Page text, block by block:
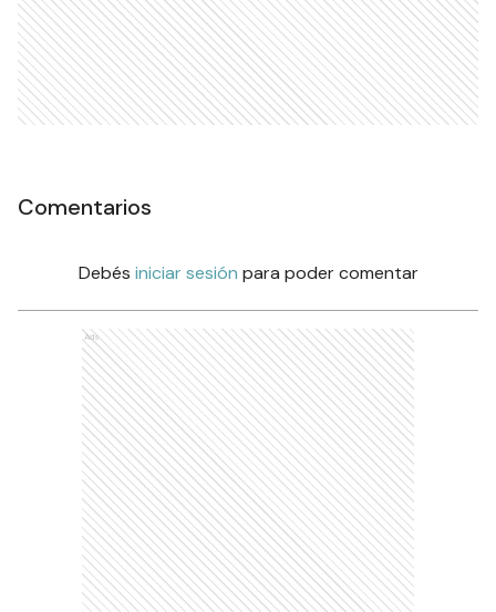
Comentarios
Debés iniciar sesión para poder comentar
Ads